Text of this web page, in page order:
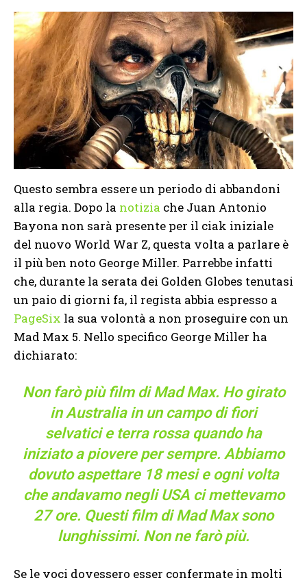
Questo sembra essere un periodo di abbandoni
alla regia. Dopo la notizia che Juan Antonio
Bayona non sarà presente per il ciak iniziale
del nuovo World War Z, questa volta a parlare è
il più ben noto George Miller. Parrebbe infatti
che, durante la serata dei Golden Globes tenutasi
un paio di giorni fa, il regista abbia espresso a
PageSix la sua volontà a non proseguire con un
Mad Max 5. Nello specifico George Miller ha
dichiarato:
Non farò più film di Mad Max. Ho girato
in Australia in un campo di fiori
selvatici e terra rossa quando ha
iniziato a piovere per sempre. Abbiamo
dovuto aspettare 18 mesi e ogni volta
che andavamo negli USA ci mettevamo
27 ore. Questi film di Mad Max sono
lunghissimi. Non ne farò più.
Se le voci dovessero esser confermate in molti